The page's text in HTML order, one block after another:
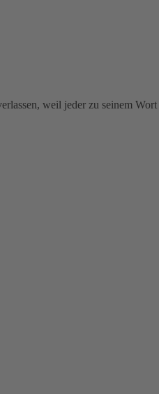
weil jeder zu seinem Wort